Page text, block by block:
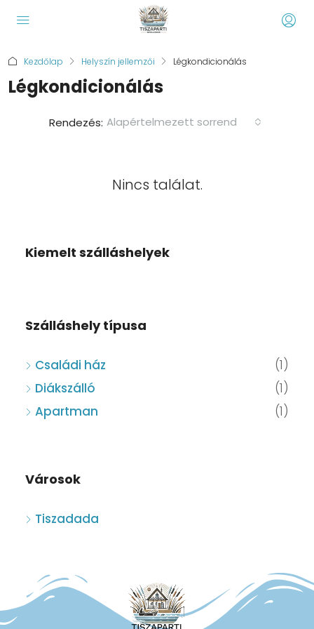
Kezdőlap Helyszín jellemzői Légkondicionálás
Légkondicionálás
Rendezés: Alapértelmezett sorrend
Nincs találat.
Kiemelt szálláshelyek
Szálláshely típusa
Családi ház
(1)
Diákszálló
(1)
Apartman
(1)
Városok
Tiszadada